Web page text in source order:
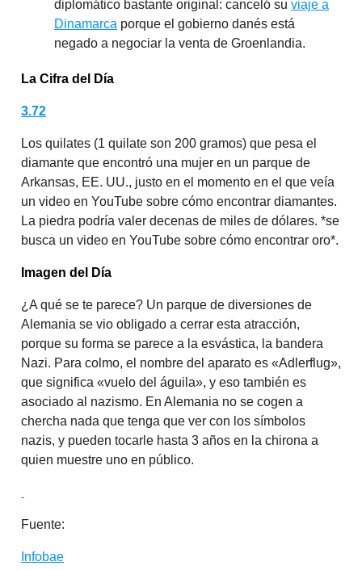
diplomático bastante original: canceló su viaje a
Dinamarca porque el gobierno danés está
negado a negociar la venta de Groenlandia.
La Cifra del Día
3.72
Los quilates (1 quilate son 200 gramos) que pesa el
diamante que encontró una mujer en un parque de
Arkansas, EE. UU., justo en el momento en el que veía
un video en YouTube sobre cómo encontrar diamantes.
La piedra podría valer decenas de miles de dólares. *se
busca un video en YouTube sobre cómo encontrar oro*.
Imagen del Día
¿A qué se te parece? Un parque de diversiones de
Alemania se vio obligado a cerrar esta atracción,
porque su forma se parece a la esvástica, la bandera
Nazi. Para colmo, el nombre del aparato es «Adlerflug»,
que significa «vuelo del águila», y eso también es
asociado al nazismo. En Alemania no se cogen a
chercha nada que tenga que ver con los símbolos
nazis, y pueden tocarle hasta 3 años en la chirona a
quien muestre uno en público.
Fuente:
Infobae